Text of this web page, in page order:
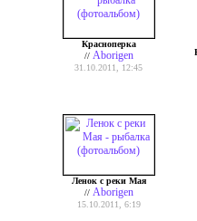
Красноперка
// Aborigen
31.10.2011, 12:45
Ленок с реки Мая
// Aborigen
15.10.2011, 6:19